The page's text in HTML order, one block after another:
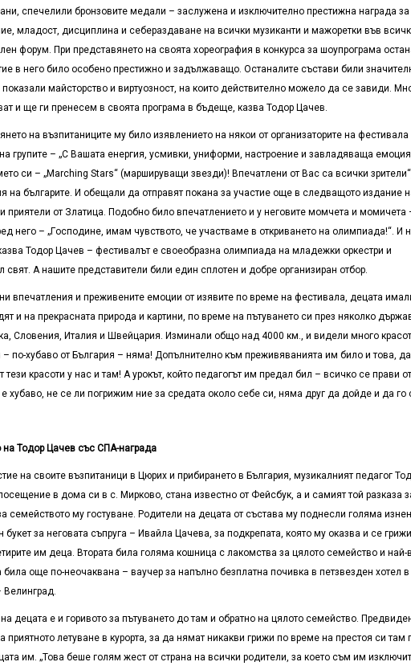
спечелили бронзовите медали – заслужена и изключително престижна награда за
младост, дисциплина и себераздаване на всички музиканти и мажоретки във
форум. При представянето на своята хореография в конкурса за шоупрограма
в него било особено престижно и задължаващо. Останалите състави били
показали майсторство и виртуозност, на които действително можело да се завиди.
и ще ги пренесем в своята програма в бъдеще, казва Тодор Цачев.
на възпитаниците му било изявлението на някои от организаторите на
групите – „С Вашата енергия, усмивки, униформи, настроение и завладяваща
си – „Marching Stars“ (маршируващи звезди)! Впечатлени от Вас са всички
на българите. И обещали да отправят покана за участие още в следващото издание
приятели от Златица. Подобно било впечатлението и у неговите момчета и момичета
него – „Гoсподине, имам чувството, че участваме в откриването на олимпиада!“. И
Тодор Цачев – фестивалът е своеобразна олимпиада на младежки оркестри и
свят. А нашите представители били един сплотен и добре организиран отбор.
впечатления и преживените емоции от изявите по време на фестивала, децата
и на прекрасната природа и картини, по време на пътуването си през няколко
Словения, Италия и Швейцария. Изминали общо над 4000 км., и видели много
по-хубаво от България – няма! Допълнително към преживяванията им било и това, да
красоти у нас и там! А урокът, който педагогът им предал бил – всичко се прави от
хубаво, не се ли погрижим ние за средата около себе си, няма друг да дойде и да го
Тодор Цачев със СПА-награда
на своите възпитаници в Цюрих и прибирането в България, музикалният педагог
в дома си в с. Мирково, стана известно от Фейсбук, а и самият той разказа
семейството му гостуване. Родители на децата от състава му поднесли голяма
за неговата съпруга – Ивайла Цачева, за подкрепата, която му оказва и се
им деца. Втората била голяма кошница с лакомства за цялото семейство и най-
била още по-неочаквана – ваучер за напълно безплатна почивка в петзвезден хотел
Велинград.
децата е и горивото за пътуването до там и обратно на цялото семейство.
приятното летуване в курорта, за да нямат никакви грижи по време на престоя си там
им. „Това беше голям жест от страна на всички родители, за което съм им